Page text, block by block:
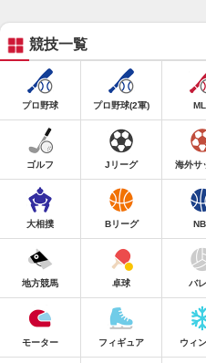
競技一覧
プロ野球 プロ野球(2軍)
ゴルフ Jリーグ 海外サ
大相撲 Bリーグ
地方競馬 卓球 バ
モーター フィギュア ウィ